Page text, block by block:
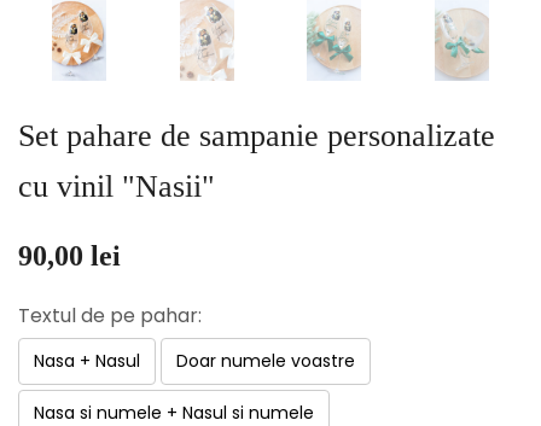
Set pahare de sampanie personalizate
cu vinil "Nasii"
90,00 lei
Textul de pe pahar:
Nasa + Nasul Doar numele voastre
Nasa si numele + Nasul si numele